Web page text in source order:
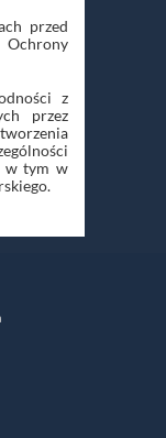
przed
z
przez
w tym w